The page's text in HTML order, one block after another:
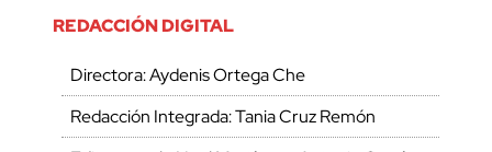
REDACCIÓN DIGITAL
Directora: Aydenis Ortega Che
Redacción Integrada: Tania Cruz Remón